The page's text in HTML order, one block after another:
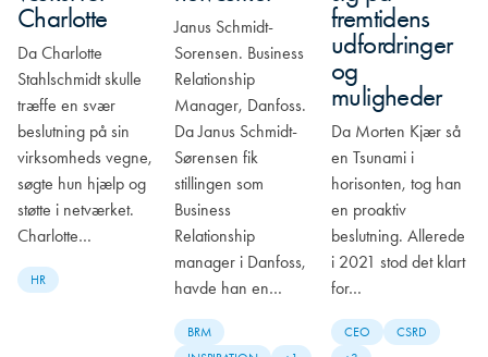
Charlotte
Da Charlotte
Stahlschmidt skulle
træffe en svær
beslutning på sin
virksomheds vegne,
søgte hun hjælp og
støtte i netværket.
Charlotte…
HR
Janus Schmidt-
Sorensen. Business
Relationship
Manager, Danfoss.
Da Janus Schmidt-
Sørensen fik
stillingen som
Business
Relationship
manager i Danfoss,
havde han en…
BRM
fremtidens
udfordringer
og
muligheder
Da Morten Kjær så
en Tsunami i
horisonten, tog han
en proaktiv
beslutning. Allerede
i 2021 stod det klart
for…
CEO
CSRD